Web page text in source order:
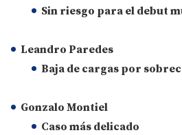
Sin riesgo para el debut
Leandro Paredes
Baja de cargas por
Gonzalo Montiel
Caso más delicado